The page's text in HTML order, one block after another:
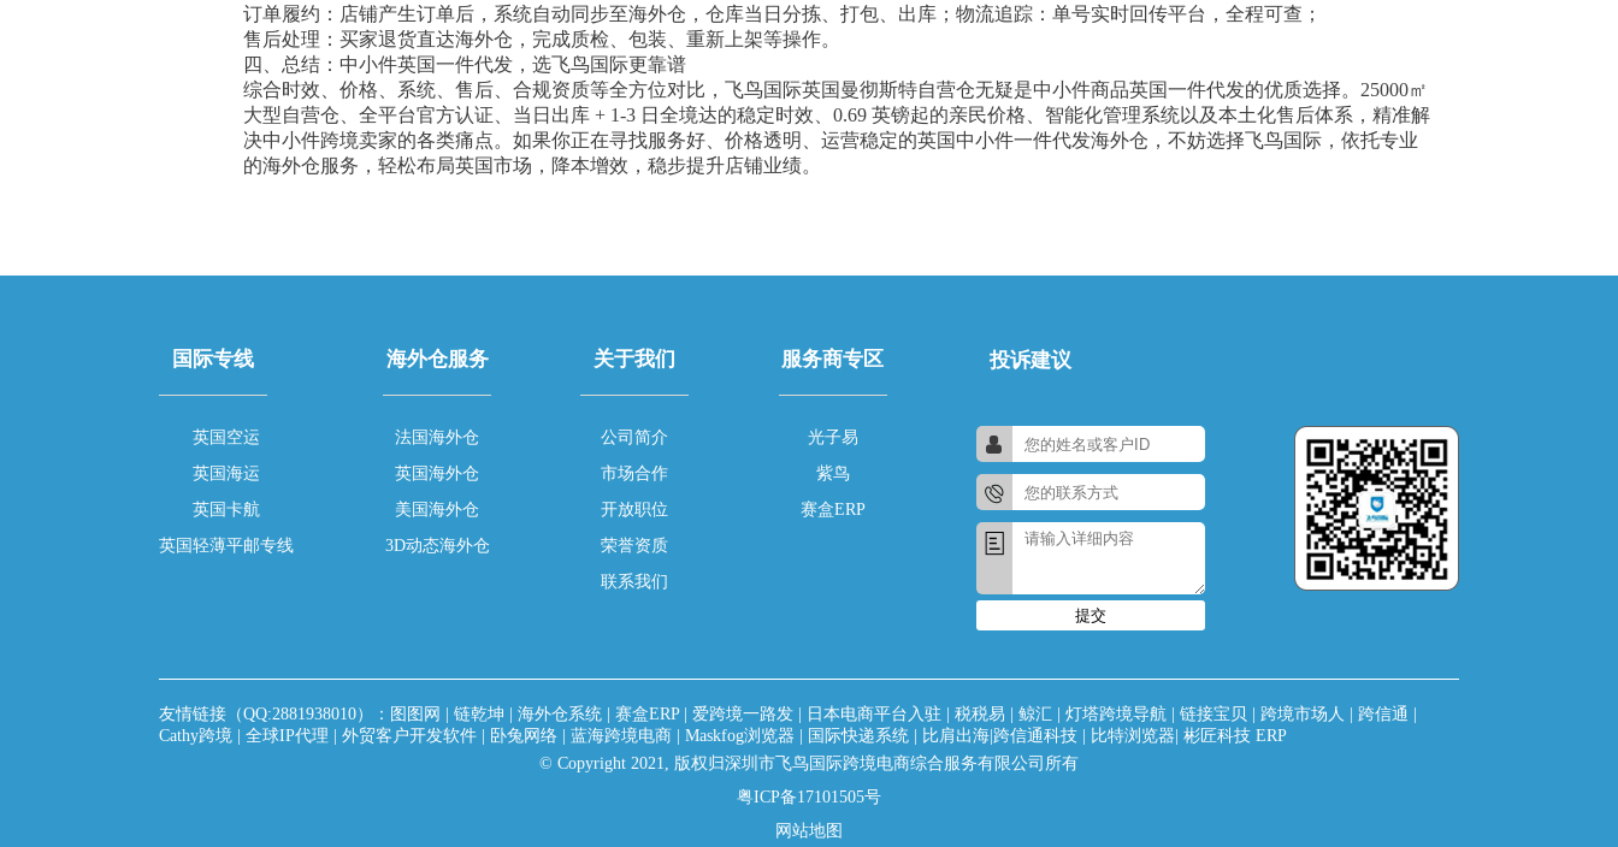
订单履约：店铺产生订单后，系统自动同步至海外仓，仓库当日分拣、打包、出库；物流追踪：单号实时回传平台，全程可查；
售后处理：买家退货直达海外仓，完成质检、包装、重新上架等操作。
四、总结：中小件英国一件代发，选飞鸟国际更靠谱
综合时效、价格、系统、售后、合规资质等全方位对比，飞鸟国际英国曼彻斯特自营仓无疑是中小件商品英国一件代发的优质选择。25000㎡
大型自营仓、全平台官方认证、当日出库 + 1-3 日全境达的稳定时效、0.69 英镑起的亲民价格、智能化管理系统以及本土化售后体系，精准解
决中小件跨境卖家的各类痛点。如果你正在寻找服务好、价格透明、运营稳定的英国中小件一件代发海外仓，不妨选择飞鸟国际，依托专业
的海外仓服务，轻松布局英国市场，降本增效，稳步提升店铺业绩。
国际专线
英国空运
英国海运
英国卡航
英国轻薄平邮专线
海外仓服务
法国海外仓
英国海外仓
美国海外仓
3D动态海外仓
关于我们
公司简介
市场合作
开放职位
荣誉资质
联系我们
服务商专区
光子易
紫鸟
赛盒ERP
投诉建议
提交
友情链接（QQ:2881938010）： 图图网 链乾坤 海外仓系统 赛盒ERP| 爱跨境一路发 日本电商平台入驻 税税易 鲸汇 灯塔跨境导航 链接宝贝 跨境市场人 跨信通
Cathy跨境
全球IP代理 外贸客户开发软件 卧兔网络 蓝海跨境电商 Maskfog浏览器 国际快递系统 比肩出海|跨信通科技 比特浏览器 彬匠科技 ERP
© Copyright 2021, 版权归深圳市飞鸟国际跨境电商综合服务有限公司所有
粤ICP备17101505号
网站地图